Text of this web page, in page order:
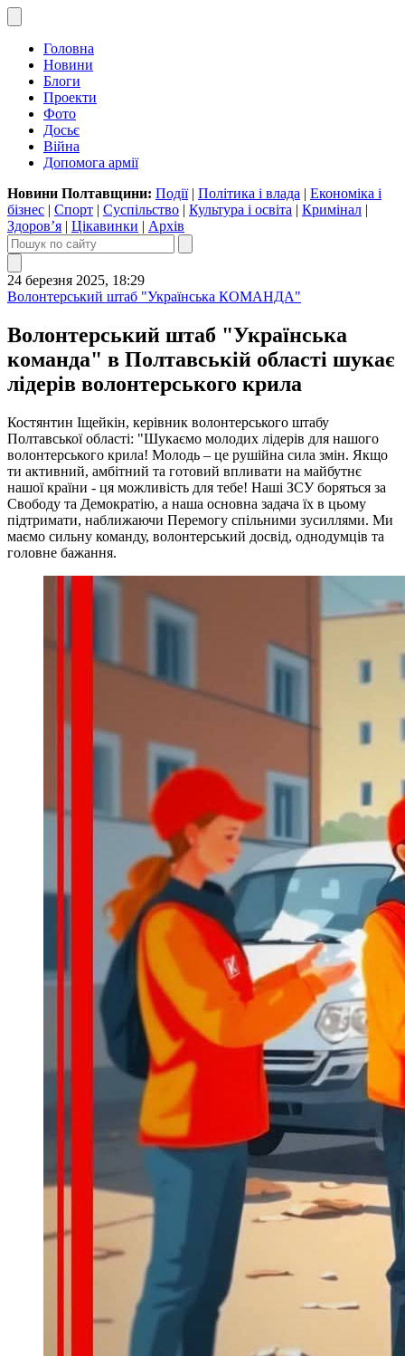
Головна
Новини
Блоги
Проекти
Фото
Досьє
Війна
Допомога армії
Новини Полтавщини: Події| Політика і влада | Економіка і
бізнес | Спорт | Суспільство | Культура і освіта | Кримінал |
Здоров’я | Цікавинки | Архів
24 березня 2025, 18:29
Волонтерський штаб "Українська КОМАНДА"
Волонтерський штаб "Українська
команда" в Полтавській області шукає
лідерів волонтерського крила
Костянтин Іщейкін, керівник волонтерського штабу
Полтавської області: "Шукаємо молодих лідерів для нашого
волонтерського крила! Молодь – це рушійна сила змін. Якщо
ти активний, амбітний та готовий впливати на майбутнє
нашої країни - ця можливість для тебе! Наші ЗСУ боряться за
Свободу та Демократію, а наша основна задача їх в цьому
підтримати, наближаючи Перемогу спільними зусиллями. Ми
маємо сильну команду, волонтерський досвід, однодумців та
головне бажання.